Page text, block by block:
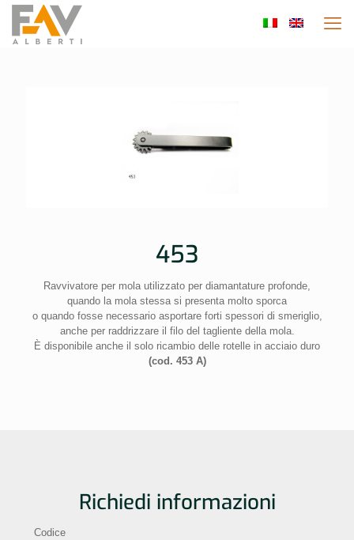
453
Ravvivatore per mola utilizzato per diamantature profonde,
quando la mola stessa si presenta molto sporca
o quando fosse necessario asportare forti spessori di smeriglio,
anche per raddrizzare il filo del tagliente della mola.
È disponibile anche il solo ricambio delle rotelle in acciaio duro
(cod. 453 A)
Richiedi informazioni
Codice